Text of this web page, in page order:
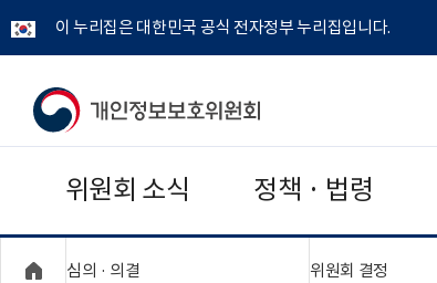
이 누리집은 대한민국 공식 전자정부 누리집입니다.
개
보
위원회 소식 정책 · 법령
심의 · 의결 위원회 결정